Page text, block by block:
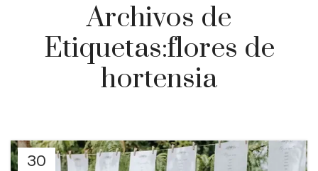
Archivos de
Etiquetas:flores de
hortensia
30